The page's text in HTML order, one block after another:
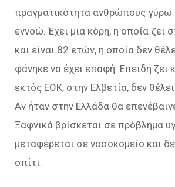
πραγματικότητα ανθρώπους γύρω
εννοώ. Έχει μια κόρη, η οποία ζει
και είναι 82 ετών, η οποία δεν
φάνηκε να έχει επαφή. Επειδή ζει
εκτός ΕΟΚ, στην Ελβετία, δεν
Αν ήταν στην Ελλάδα θα
Ξαφνικά βρίσκεται σε πρόβλημα
μεταφέρεται σε νοσοκομείο και
σπίτι.